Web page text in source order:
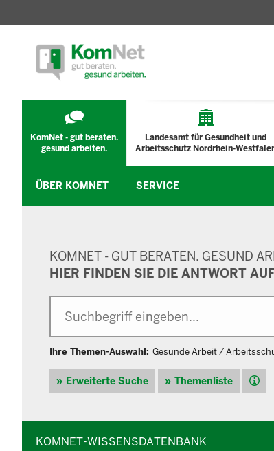
KomNet - gut beraten.
gesund arbeiten.
Landesamt für Gesundheit und
Arbeitsschutz Nordrhein-
ÜBER KOMNET SERVICE
KOMNET - GUT BERATEN. GESUND
HIER FINDEN SIE DIE ANTWORT
Ihre Themen-Auswahl: Gesunde Arbeit /
Erweiterte Suche Themenliste
KOMNET-WISSENSDATENBANK